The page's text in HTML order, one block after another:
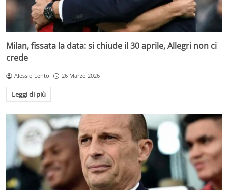
Milan, fissata la data: si chiude il 30 aprile, Allegri non ci
crede
Alessio Lento 26 Marzo 2026
Leggi di più